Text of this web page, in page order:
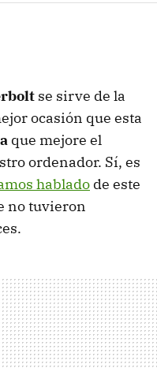
se sirve de la
ocasión que esta
que mejore el
ordenador. Sí, es
hablado de este
no tuvieron